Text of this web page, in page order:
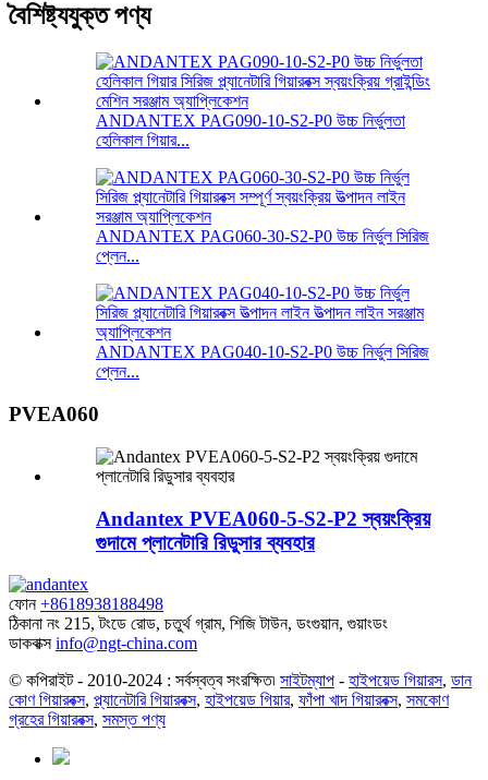
বৈশিষ্ট্যযুক্ত পণ্য
ANDANTEX PAG090-10-S2-P0 উচ্চ নির্ভুলতা
হেলিকাল গিয়ার...
ANDANTEX PAG060-30-S2-P0 উচ্চ নির্ভুল সিরিজ
প্লেন...
ANDANTEX PAG040-10-S2-P0 উচ্চ নির্ভুল সিরিজ
প্লেন...
PVEA060
Andantex PVEA060-5-S2-P2 স্বয়ংক্রিয়
গুদামে প্লানেটারি রিডুসার ব্যবহার
ফোন +8618938188498
ঠিকানা নং 215, টংডে রোড, চতুর্থ গ্রাম, শিজি টাউন, ডংগুয়ান, গুয়াংডং
ডাকবাক্স info@ngt-china.com
© কপিরাইট - 2010-2024 : সর্বস্বত্ব সংরক্ষিত৷ সাইটম্যাপ - হাইপয়েড গিয়ারস, ডান
কোণ গিয়ারবক্স, প্ল্যানেটারি গিয়ারবক্স, হাইপয়েড গিয়ার, ফাঁপা খাদ গিয়ারবক্স, সমকোণ
গ্রহের গিয়ারবক্স, সমস্ত পণ্য